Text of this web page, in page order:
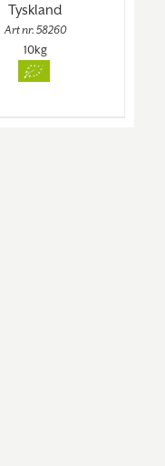
Tyskland
Art nr. 58260
10kg